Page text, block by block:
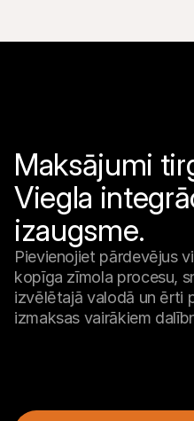
Maksājumi
Viegla
izaugsme.
Pievienojiet pārdevējus
kopīga zīmola procesu,
izvēlētajā valodā un ērti
izmaksas vairākiem